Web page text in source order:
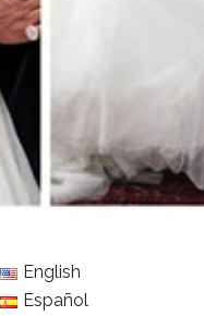
English
Español